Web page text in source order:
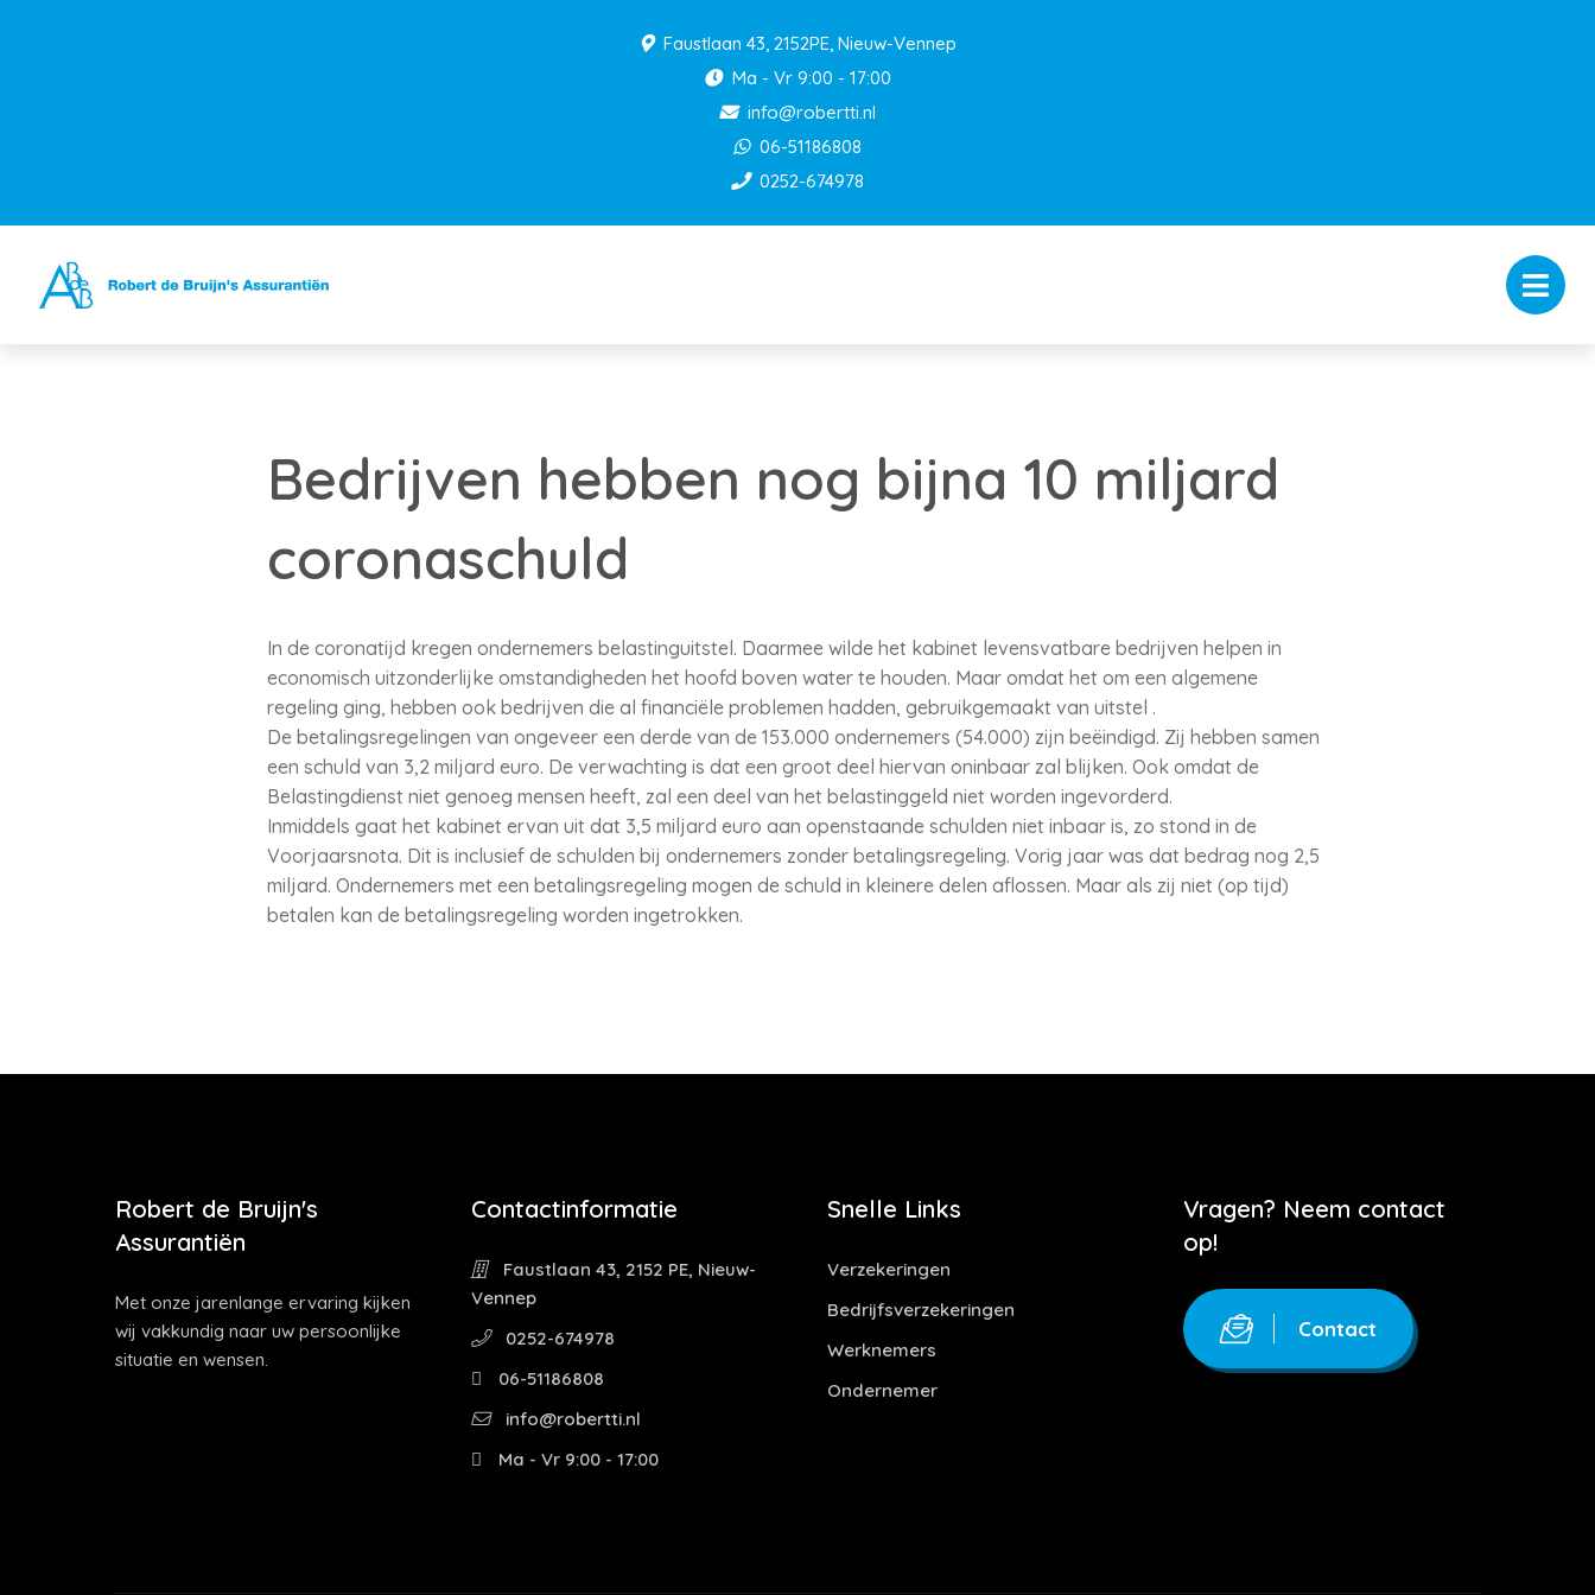
Faustlaan 43, 2152PE, Nieuw-Vennep
Ma - Vr 9:00 - 17:00
info@robertti.nl
06-51186808
0252-674978
Bedrijven hebben nog bijna 10 miljard
coronaschuld
In de coronatijd kregen ondernemers belastinguitstel. Daarmee wilde het kabinet levensvatbare bedrijven helpen in
economisch uitzonderlijke omstandigheden het hoofd boven water te houden. Maar omdat het om een algemene
regeling ging, hebben ook bedrijven die al financiële problemen hadden, gebruikgemaakt van uitstel .
De betalingsregelingen van ongeveer een derde van de 153.000 ondernemers (54.000) zijn beëindigd. Zij hebben samen
een schuld van 3,2 miljard euro. De verwachting is dat een groot deel hiervan oninbaar zal blijken. Ook omdat de
Belastingdienst niet genoeg mensen heeft, zal een deel van het belastinggeld niet worden ingevorderd.
Inmiddels gaat het kabinet ervan uit dat 3,5 miljard euro aan openstaande schulden niet inbaar is, zo stond in de
Voorjaarsnota. Dit is inclusief de schulden bij ondernemers zonder betalingsregeling. Vorig jaar was dat bedrag nog 2,5
miljard. Ondernemers met een betalingsregeling mogen de schuld in kleinere delen aflossen. Maar als zij niet (op tijd)
betalen kan de betalingsregeling worden ingetrokken.
Robert de Bruijn's
Assurantiën
Met onze jarenlange ervaring kijken
wij vakkundig naar uw persoonlijke
situatie en wensen.
Contactinformatie
Faustlaan 43, 2152 PE, Nieuw-
Vennep
0252-674978
06-51186808
info@robertti.nl
Ma - Vr 9:00 - 17:00
Snelle Links
Verzekeringen
Bedrijfsverzekeringen
Werknemers
Ondernemer
Vragen? Neem contact
op!
Contact